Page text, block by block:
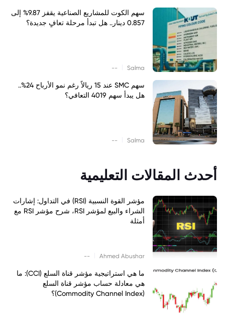
سهم الكوت للمشاريع الصناعية يقفز 9.87% إلى
0.857 دينار.. هل تبدأ مرحلة تعافٍ جديدة؟
Salma
--
سهم SMC عند 15 ريالاً رغم نمو الأرباح 24%..
هل يبدأ سهم 4019 التعافي؟
Salma
--
أحدث المقالات التعليمية
مؤشر القوة النسبية (RSI) في التداول: إشارات
الشراء والبيع لمؤشر RSI، شرح مؤشر RSI مع
أمثلة
Ahmed Abushar
--
ما هي استراتيجية مؤشر قناة السلع (CCI): ما
هي معادلة حساب مؤشر قناة السلع
(Commodity Channel Index)؟